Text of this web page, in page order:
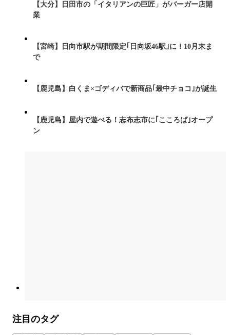
【大分】日田市の「イタリアンの巨匠」がバーガー店開
業
【宮崎】日向市駅が期間限定｢日向坂46駅｣に！10月末ま
で
【鹿児島】白くま×ゴディバで新商品｢最中チョコ｣が誕生
【鹿児島】屋内で遊べる！志布志市に｢こころば｣オープ
ン
注目のタグ